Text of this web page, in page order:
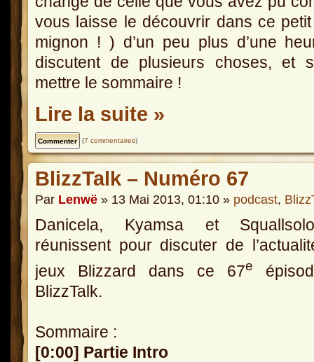
vous laisse le découvrir dans ce
mignon ! ) d’un peu plus d’une
discutent de plusieurs choses, et
mettre le sommaire !
Lire la suite »
(7 commentaires)
BlizzTalk – Numéro 67
Par Lenwë » 13 Mai 2013, 01:10 » podcast,
Danicela, Kyamsa et
réunissent pour discuter de
jeux Blizzard dans ce 67e
BlizzTalk.
Sommaire :
[0:00] Partie Intro